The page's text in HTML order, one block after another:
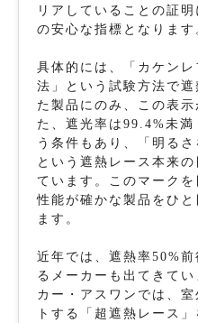
リアしていることの証
の安心な指標となります
具体的には、「カケンレ
法」という試験方法で
た製品にのみ、この表
た、遮光率は99.4%未
う条件もあり、「明る
という遮熱レース本来
ています。このマーク
性能が確かな製品をひ
ます。
近年では、遮熱率50%
るメーカーも出てきて
カー・アスワンでは、
トする「超遮熱レース